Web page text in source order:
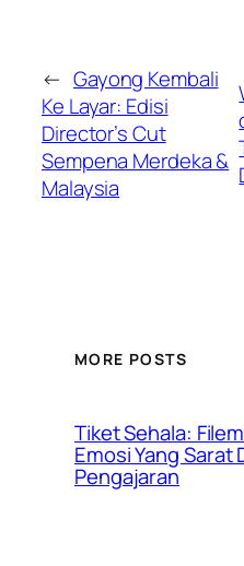
← Gayong Kembali
Ke Layar: Edisi
Director’s Cut
Sempena Merdeka &
Malaysia
MORE POSTS
Tiket Sehala:
Emosi Yang Sarat
Pengajaran